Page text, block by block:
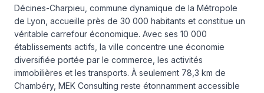
Décines-Charpieu, commune dynamique de la Métropole
de Lyon, accueille près de 30 000 habitants et constitue un
véritable carrefour économique. Avec ses 10 000
établissements actifs, la ville concentre une économie
diversifiée portée par le commerce, les activités
immobilières et les transports. À seulement 78,3 km de
Chambéry, MEK Consulting reste étonnamment accessible